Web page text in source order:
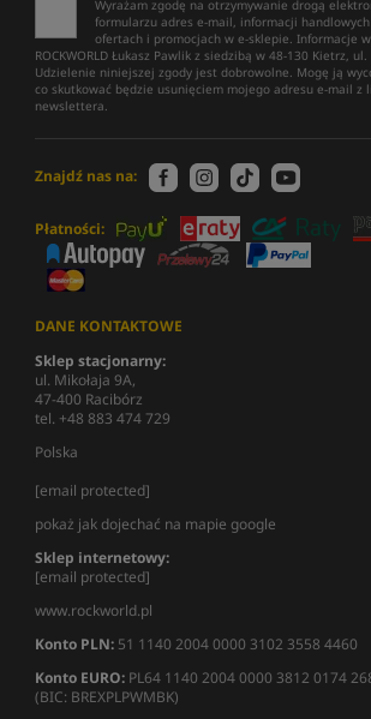
Wyrażam zgodę na otrzymywanie drogą
formularzu adres e-mail, informacji
ofertach i promocjach w e-sklepie. Informacje
ROCKWORLD Łukasz Pawlik z siedzibą w 48-130 Kietrz,
Udzielenie niniejszej zgody jest dobrowolne. Mogę ją
co skutkować będzie usunięciem mojego adresu e-mail z
newslettera.
Znajdź nas na:
Płatności:
DANE KONTAKTOWE
Sklep stacjonarny:
ul. Mikołaja 9A,
47-400 Racibórz
tel. +48 883 474 729
Polska
[email protected]
pokaż jak dojechać na mapie google
Sklep internetowy:
[email protected]
www.rockworld.pl
Konto PLN: 51 1140 2004 0000 3102 3558 4460
Konto EURO: PL64 1140 2004 0000 3812 0174
(BIC: BREXPLPWMBK)